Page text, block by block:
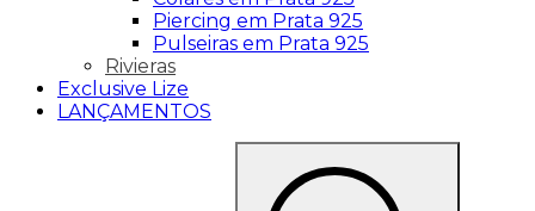
Piercing em Prata 925
Pulseiras em Prata 925
Rivieras
Exclusive Lize
LANÇAMENTOS